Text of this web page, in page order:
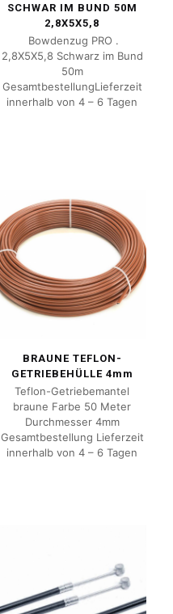
SCHWAR IM BUND 50M
2,8X5X5,8
Bowdenzug PRO .
2,8X5X5,8 Schwarz im Bund
50m
GesamtbestellungLieferzeit
innerhalb von 4 – 6 Tagen
BRAUNE TEFLON-
GETRIEBEHÜLLE 4mm
Teflon-Getriebemantel
braune Farbe 50 Meter
Durchmesser 4mm
Gesamtbestellung Lieferzeit
innerhalb von 4 – 6 Tagen